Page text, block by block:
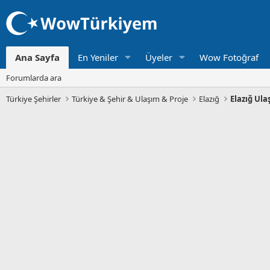
Ana Sayfa En Yeniler Üyeler Wow Fotoğraf
Forumlarda ara
Türkiye Şehirler
Türkiye & Şehir & Ulaşım & Proje Elazığ Elazığ